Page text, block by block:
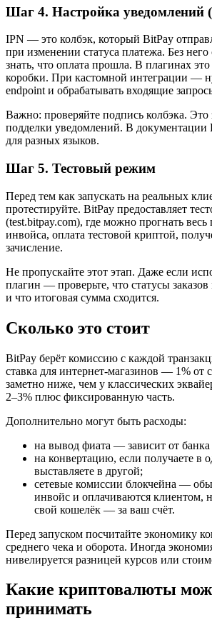
Шаг 4. Настройка уведомлений
IPN — это колбэк, который BitPay
при изменении статуса платежа. Без него
знать, что оплата прошла. В плагинах
коробки. При кастомной интеграции —
endpoint и обрабатывать входящие
Важно: проверяйте подпись колбэка.
подделки уведомлений. В документации
для разных языков.
Шаг 5. Тестовый режим
Перед тем как запускать на реальных
протестируйте. BitPay предоставляет
(test.bitpay.com), где можно прогнать весь
инвойса, оплата тестовой криптой,
зачисление.
Не пропускайте этот этап. Даже если
плагин — проверьте, что статусы
и что итоговая сумма сходится.
Сколько это стоит
BitPay берёт комиссию с каждой
ставка для интернет-магазинов — 1%
заметно ниже, чем у классических
2–3% плюс фиксированную часть.
Дополнительно могут быть расходы:
на вывод фиата — зависит от
на конвертацию, если получаете в
выставляете в другой;
сетевые комиссии блокчейна —
инвойс и оплачиваются клиентом,
свой кошелёк — за ваш счёт.
Перед запуском посчитайте экономику
среднего чека и оборота. Иногда
нивелируется разницей курсов или
Какие криптовалюты
принимать